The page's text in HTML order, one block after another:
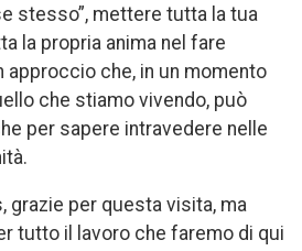
stesso”, mettere tutta la tua
la propria anima nel fare
approccio che, in un momento
che stiamo vivendo, può
per sapere intravedere nelle
grazie per questa visita, ma
tutto il lavoro che faremo di qui